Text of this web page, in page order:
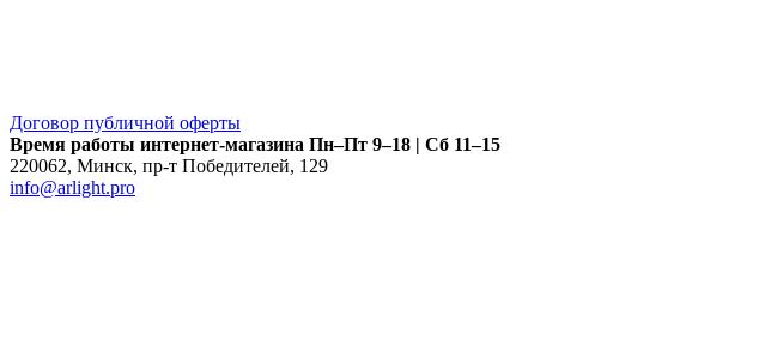
Договор публичной оферты
Время работы интернет-магазина Пн–Пт 9–18 | Сб 11–15
220062, Минск, пр-т Победителей, 129
info@arlight.pro